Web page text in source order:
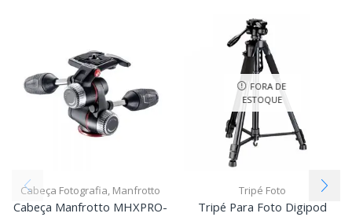
Cabeça Fotografia, Manfrotto
Cabeça Manfrotto MHXPRO-
FORA DE
ESTOQUE
Tripé Foto
Tripé Para Foto Digipod